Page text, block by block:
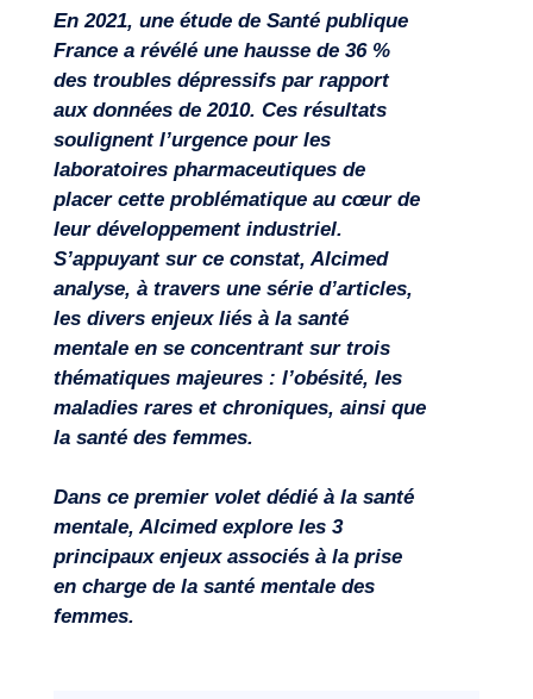
Missions
En 2021, une étude de Santé publique
France a révélé une hausse de 36 %
des troubles dépressifs par rapport
aux données de 2010. Ces résultats
soulignent l’urgence pour les
laboratoires pharmaceutiques de
placer cette problématique au cœur de
leur développement industriel.
S’appuyant sur ce constat, Alcimed
analyse, à travers une série d’articles,
les divers enjeux liés à la santé
mentale en se concentrant sur trois
thématiques majeures : l’obésité, les
maladies rares et chroniques, ainsi que
la santé des femmes.
Dans ce premier volet dédié à la santé
mentale, Alcimed explore les 3
principaux enjeux associés à la prise
en charge de la santé mentale des
femmes.